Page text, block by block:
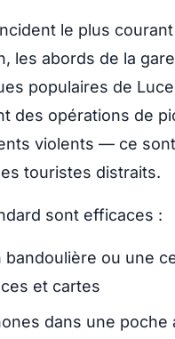
le plus
les abords de la
populaires de
des opérations de
violents — ce
touristes distraits.
sont efficaces :
bandoulière ou une
et cartes
dans une